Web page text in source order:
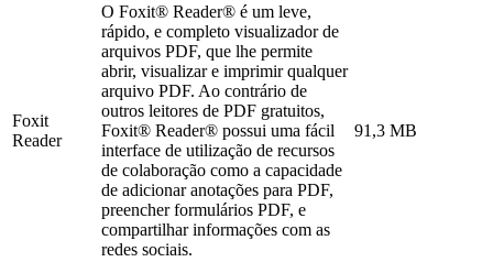
Foxit
Reader
O Foxit® Reader® é um leve,
rápido, e completo visualizador de
arquivos PDF, que lhe permite
abrir, visualizar e imprimir qualquer
arquivo PDF. Ao contrário de
outros leitores de PDF gratuitos,
Foxit® Reader® possui uma fácil
interface de utilização de recursos
de colaboração como a capacidade
de adicionar anotações para PDF,
preencher formulários PDF, e
compartilhar informações com as
redes sociais.
91,3 MB